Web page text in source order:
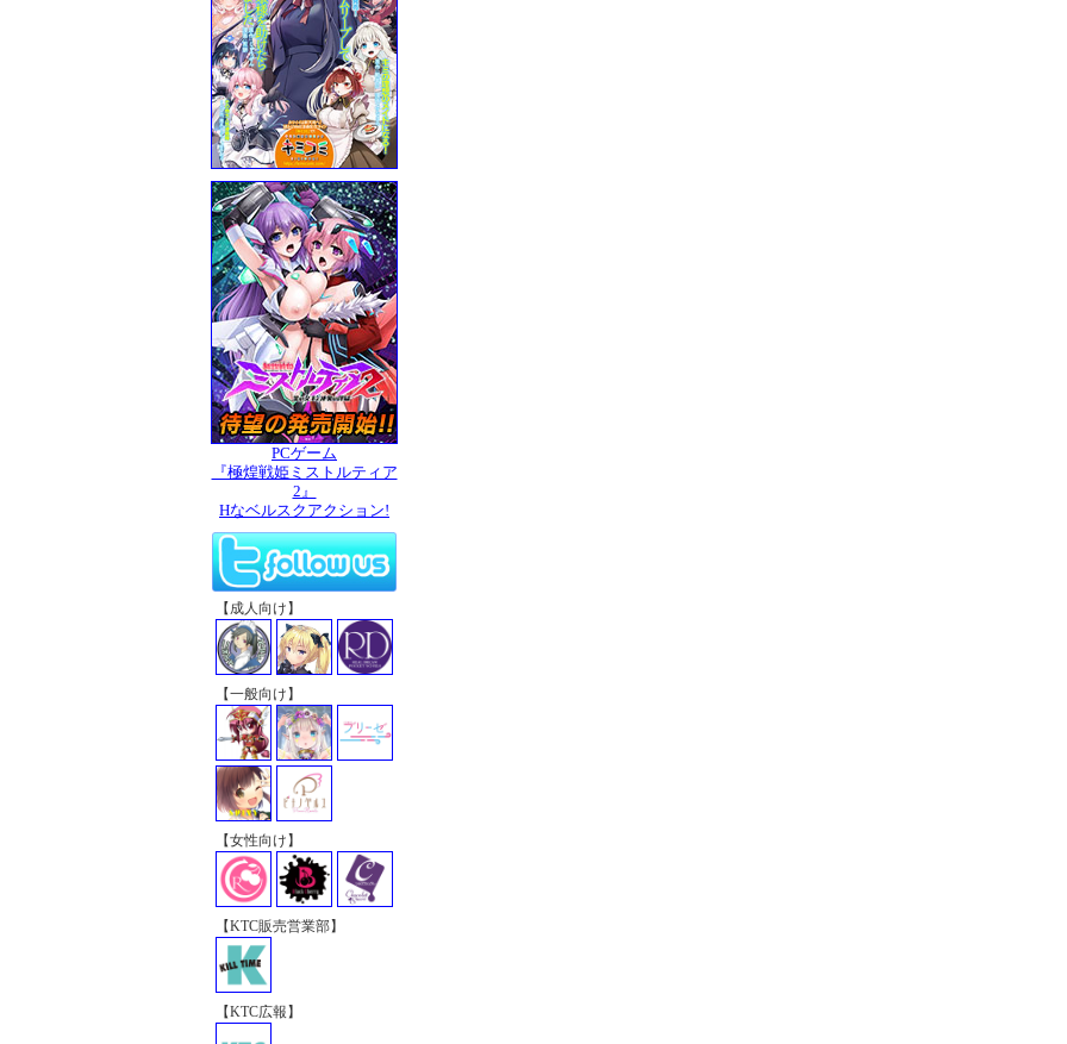
PCゲーム
『極煌戦姫ミストルティア
2』
Hなベルスクアクション!
【成人向け】
【一般向け】
【女性向け】
【KTC販売営業部】
【KTC広報】